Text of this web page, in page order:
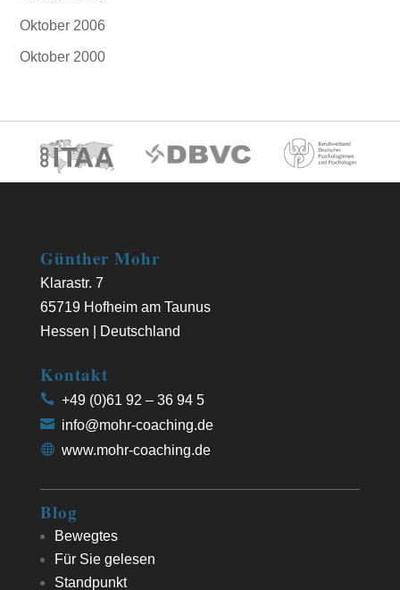
Oktober 2006
Oktober 2000
Günther Mohr
Klarastr. 7
65719 Hofheim am Taunus
Hessen | Deutschland
Kontakt
+49 (0)61 92 – 36 94 5
info@mohr-coaching.de
www.mohr-coaching.de
Blog
Bewegtes
Für Sie gelesen
Standpunkt